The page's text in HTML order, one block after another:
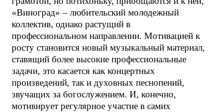
«Виноград» – любительский молодежный
коллектив, однако растущий в
профессиональном направлении. Мотивацией к
росту становится новый музыкальный материал,
ставящий более высокие профессиональные
задачи, это касается как концертных
произведений, так и духовных песнопений,
звучащих за богослужением. И, конечно,
мотивирует регулярное участие в самих